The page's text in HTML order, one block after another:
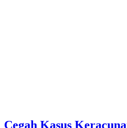
Cegah Kasus